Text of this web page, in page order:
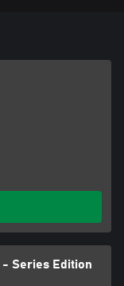
- Series Edition